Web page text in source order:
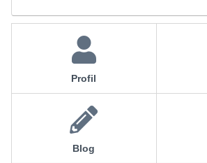
Profil
Blog